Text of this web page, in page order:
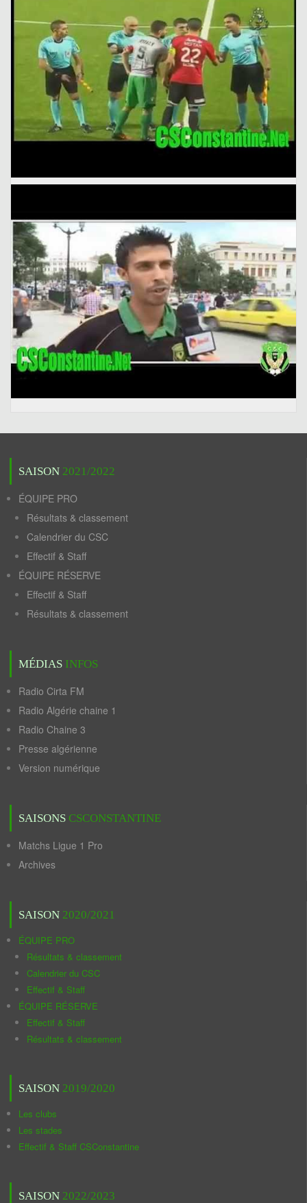
SAISON 2021/2022
ÉQUIPE PRO
Résultats & classement
Calendrier du CSC
Effectif & Staff
ÉQUIPE RÉSERVE
Effectif & Staff
Résultats & classement
MÉDIAS INFOS
Radio Cirta FM
Radio Algérie chaine 1
Radio Chaine 3
Presse algérienne
Version numérique
SAISONS CSCONSTANTINE
Matchs Ligue 1 Pro
Archives
SAISON 2020/2021
ÉQUIPE PRO
Résultats & classement
Calendrier du CSC
Effectif & Staff
ÉQUIPE RÉSERVE
Effectif & Staff
Résultats & classement
SAISON 2019/2020
Les clubs
Les stades
Effectif & Staff CSConstantine
SAISON 2022/2023